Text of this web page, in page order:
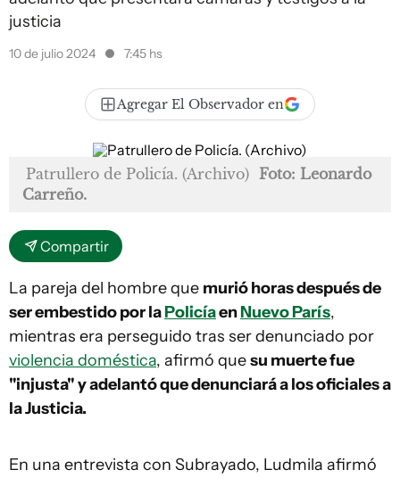
justicia
10 de julio 2024 7:45 hs
Agregar El Observador en
Patrullero de Policía. (Archivo) Foto: Leonardo
Carreño.
Compartir
La pareja del hombre que murió horas después de
ser embestido por laPolicíaenNuevo París,
mientras era perseguido tras ser denunciado por
violencia doméstica, afirmó quesu muerte fue
"injusta" y adelantó que denunciará a los oficiales a
la Justicia.
En una entrevista con Subrayado, Ludmila afirmó